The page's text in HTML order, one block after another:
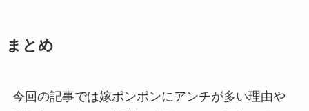
まとめ
今回の記事では嫁ポンポンにアンチが多い理由や